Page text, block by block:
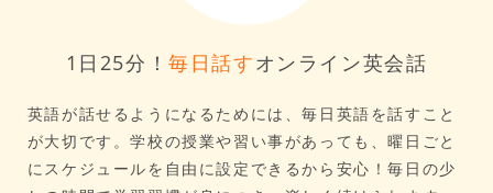
1日25分！毎日話すオンライン英会話
英語が話せるようになるためには、毎日英語を話すこと
が大切です。学校の授業や習い事があっても、曜日ごと
にスケジュールを自由に設定できるから安心！毎日の少